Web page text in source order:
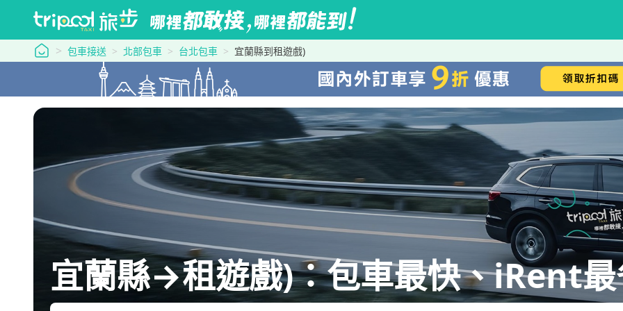
tripool 旅步
包車接送 北部包車 台北包車 宜蘭縣到租遊戲)
宜蘭縣→租遊戲)：包車最快、iRent